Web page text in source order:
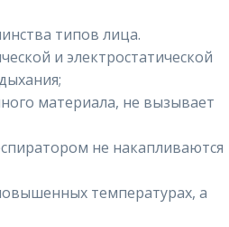
типов лица.
и электростатической
материала, не вызывает
не накапливаются
температурах, а